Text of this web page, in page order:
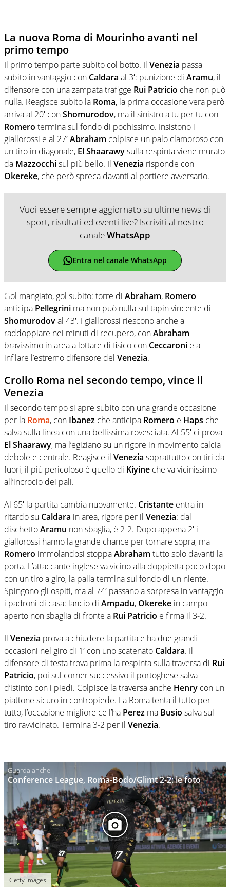
La nuova Roma di Mourinho avanti nel
primo tempo
Il primo tempo parte subito col botto. Il Venezia passa
subito in vantaggio con Caldara al 3′: punizione di Aramu, il
difensore con una zampata trafigge Rui Patricio che non può
nulla. Reagisce subito la Roma, la prima occasione vera però
arriva al 20′ conShomurodov, ma il sinistro a tu per tu con
Romero termina sul fondo di pochissimo. Insistono i
giallorossi e al 27′Abraham colpisce un palo clamoroso con
un tiro in diagonale, El Shaarawysulla respinta viene murato
da Mazzocchisul più bello. Il Venezia risponde con
Okereke, che però spreca davanti al portiere avversario.
Vuoi essere sempre aggiornato su ultime news di
sport, risultati ed eventi live? Iscriviti al nostro
canaleWhatsApp
Entra nel canale WhatsApp
Gol mangiato, gol subito: torre di Abraham, Romero
anticipa Pellegrini ma non può nulla sul tapin vincente di
Shomurodoval 43′. I giallorossi riescono anche a
raddoppiare nei minuti di recupero, conAbraham
bravissimo in area a lottare di fisico con Ceccaroni e a
infilare l’estremo difensore del Venezia.
Crollo Roma nel secondo tempo, vince il
Venezia
Il secondo tempo si apre subito con una grande occasione
per la Roma, con Ibanez che anticipa Romero e Haps che
salva sulla linea con una bellissima rovesciata. Al 55′ ci prova
El Shaarawy, ma l’egiziano su un rigore in movimento calcia
debole e centrale. Reagisce il Venezia soprattutto con tiri da
fuori, il più pericoloso è quello di Kiyine che va vicinissimo
all’incrocio dei pali.
Al 65′ la partita cambia nuovamente. Cristante entra in
ritardo su Caldara in area, rigore per il Venezia: dal
dischettoAramu non sbaglia, è 2-2. Dopo appena 2′ i
giallorossi hanno la grande chance per tornare sopra, ma
Romero immolandosi stoppaAbraham tutto solo davanti la
porta. L’attaccante inglese va vicino alla doppietta poco dopo
con un tiro a giro, la palla termina sul fondo di un niente.
Spingono gli ospiti, ma al 74′ passano a sorpresa in vantaggio
i padroni di casa: lancio di Ampadu, Okereke in campo
aperto non sbaglia di fronte a Rui Patricio e firma il 3-2.
Il Venezia prova a chiudere la partita e ha due grandi
occasioni nel giro di 1′ con uno scatenato Caldara. Il
difensore di testa trova prima la respinta sulla traversa di Rui
Patricio, poi sul corner successivo il portoghese salva
d’istinto con i piedi. Colpisce la traversa anche Henry con un
piattone sicuro in contropiede. La Roma tenta il tutto per
tutto, l’occasione migliore ce l’ha Perez ma Busio salva sul
tiro ravvicinato. Termina 3-2 per il Venezia.
Conference League, Roma-Bodo/Glimt 2-2: le foto
Getty Images